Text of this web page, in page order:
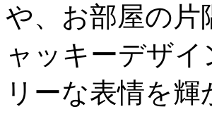
や、お部屋の
ャッキーデザ
リーな表情を